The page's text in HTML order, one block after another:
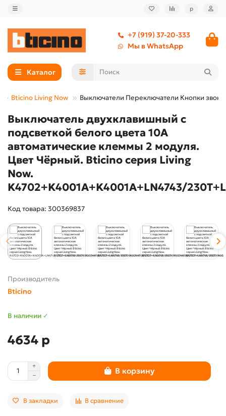
р
+7 (919) 37-20-333
Мы в WhatsApp
Каталог
Bticino Living Now Выключатели Переключатели Кнопки
Выключатель двухклавишный с
подсветкой белого цвета 10А
автоматические клеммы 2 модуля.
Цвет Чёрный. Bticino серия Living
Now.
K4702+K4001A+K4001A+LN4743/
Код товара: 300369837
Производитель
Bticino
В наличии ✓
4634 р
В корзину
В закладки В сравнение